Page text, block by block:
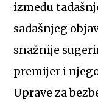
između
sadašnjeg
snažnije
premijer i
Uprave za